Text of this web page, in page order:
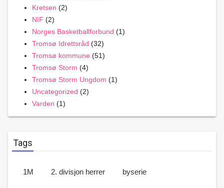
Kretsen (2)
NIF (2)
Norges Basketballforbund (1)
Tromsø Idrettsråd (32)
Tromsø kommune (51)
Tromsø Storm (4)
Tromsø Storm Ungdom (1)
Uncategorized (2)
Varden (1)
Tags
1M 2. divisjon herrer byserie